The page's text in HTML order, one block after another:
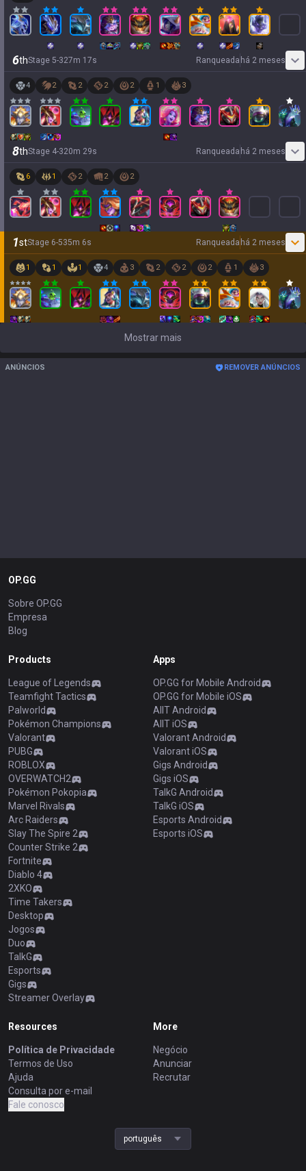
6thStage 5-327m 17s Ranqueada há 2 meses
4 2 2 2 2 1 3
8thStage 4-320m 29s Ranqueada há 2 meses
6 1 2 2 2
1stStage 6-535m 6s Ranqueada há 2 meses
1 1 1 4 3 2 2 2 1 3
Mostrar mais
ANÚNCIOS REMOVER ANÚNCIOS
OP.GG
Sobre OP.GG
Empresa
Blog
Products
League of Legends
Teamfight Tactics
Palworld
Pokémon Champions
Valorant
PUBG
ROBLOX
OVERWATCH2
Pokémon Pokopia
Marvel Rivals
Arc Raiders
Slay The Spire 2
Counter Strike 2
Fortnite
Diablo 4
2XKO
Time Takers
Desktop
Jogos
Duo
TalkG
Esports
Gigs
Streamer Overlay
Apps
OP.GG for Mobile Android
OP.GG for Mobile iOS
AllT Android
AllT iOS
Valorant Android
Valorant iOS
Gigs Android
Gigs iOS
TalkG Android
TalkG iOS
Esports Android
Esports iOS
Resources
Política de Privacidade
Termos de Uso
Ajuda
Consulta por e-mail
Fale conosco
More
Negócio
Anunciar
Recrutar
português